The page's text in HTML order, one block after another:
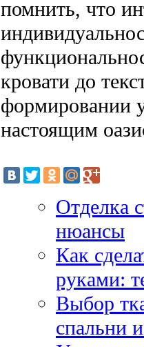
помнить, что
кровати до
формировании
настоящим
Отделка
нюансы
Как
руками:
Выбор
спальни